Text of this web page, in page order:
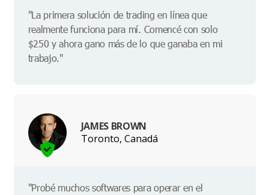
"La primera solución de trading en línea que
realmente funciona para mí. Comencé con solo
$250 y ahora gano más de lo que ganaba en mi
trabajo."
JAMES BROWN
Toronto, Canadá
"Probé muchos softwares para operar en el